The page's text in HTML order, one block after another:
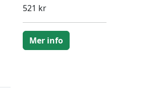
521 kr
Mer info